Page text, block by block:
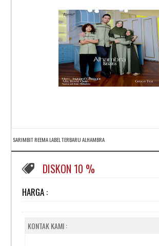
SARIMBIT REEMA LABEL TERBARU ALHAMBRA
DISKON 10 %
HARGA :
KONTAK KAMI :